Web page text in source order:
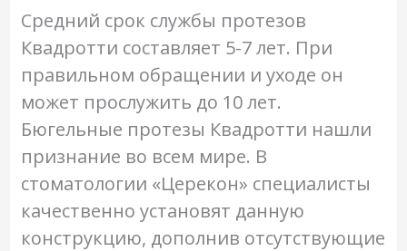
Средний срок службы протезов
Квадротти составляет 5-7 лет. При
правильном обращении и уходе он
может прослужить до 10 лет.
Бюгельные протезы Квадротти нашли
признание во всем мире. В
стоматологии «Церекон» специалисты
качественно установят данную
конструкцию, дополнив отсутствующие